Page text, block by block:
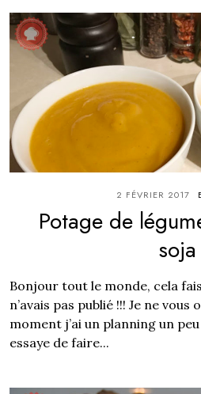
2 FÉVRIER 2017
Potage de
soja
Bonjour tout le monde, cela
n’avais pas publié !!! Je ne vous
moment j’ai un planning un
essaye de faire...